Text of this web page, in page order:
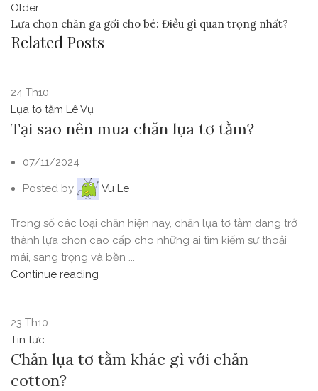
Older
Lựa chọn chăn ga gối cho bé: Điều gì quan trọng nhất?
Related Posts
24 Th10
Lụa tơ tằm Lê Vụ
Tại sao nên mua chăn lụa tơ tằm?
07/11/2024
Posted by Vu Le
Trong số các loại chăn hiện nay, chăn lụa tơ tằm đang trở
thành lựa chọn cao cấp cho những ai tìm kiếm sự thoải
mái, sang trọng và bền ...
Continue reading
23 Th10
Tin tức
Chăn lụa tơ tằm khác gì với chăn
cotton?